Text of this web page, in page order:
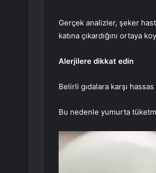
Gerçek analizler, şeker
katına çıkardığını ortaya
Alerjilere dikkat edin
Belirli gıdalara karşı
Bu nedenle yumurta